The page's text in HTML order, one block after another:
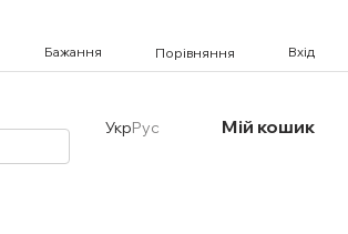
Бажання Порівняння Вхід
УкрРус Мій кошик